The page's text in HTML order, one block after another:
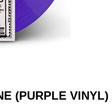
(PURPLE VINYL)